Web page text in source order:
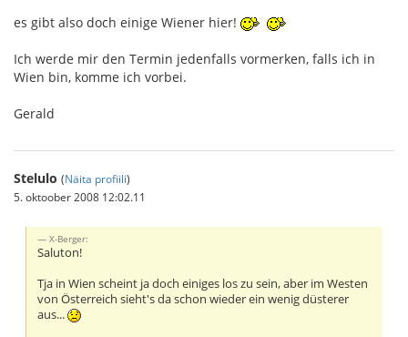
es gibt also doch einige Wiener hier!
Ich werde mir den Termin jedenfalls vormerken, falls ich in
Wien bin, komme ich vorbei.
Gerald
Stelulo (Näita profiili)
5. oktoober 2008 12:02.11
X-Berger:
Saluton!
Tja in Wien scheint ja doch einiges los zu sein, aber im Westen
von Österreich sieht's da schon wieder ein wenig düsterer
aus...